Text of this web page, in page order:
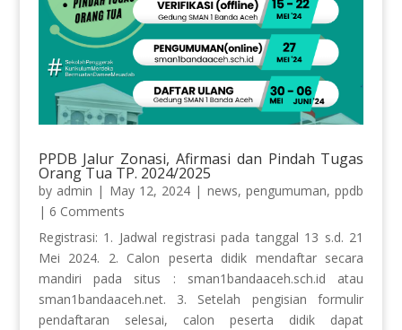
PPDB Jalur Zonasi, Afirmasi dan Pindah Tugas
Orang Tua TP. 2024/2025
by admin | May 12, 2024 | news,pengumuman,ppdb
| 6 Comments
Registrasi: 1. Jadwal registrasi pada tanggal 13 s.d. 21
Mei 2024. 2. Calon peserta didik mendaftar secara
mandiri pada situs : sman1bandaaceh.sch.id atau
sman1bandaaceh.net. 3. Setelah pengisian formulir
pendaftaran selesai, calon peserta didik dapat